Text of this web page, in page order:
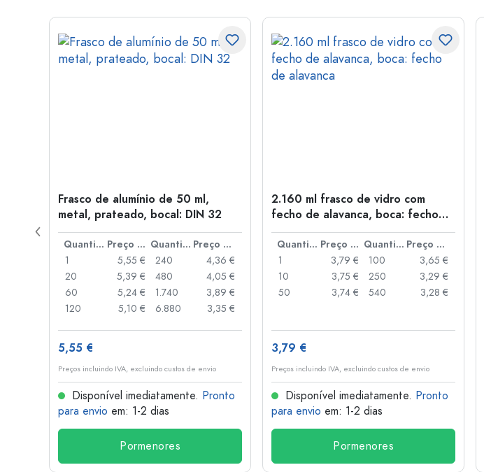
Frasco de alumínio de 50 ml,
metal, prateado, bocal: DIN 32
Quantidade Preço por peça Quantidade
Preço por peça
1
5,55 €
20
5,39 €
60
5,24 €
120
5,10 €
240
4,36 €
480
4,05 €
1.740
3,89 €
6.880
3,35 €
5,55 €
Preços incluindo IVA, excluindo custos de envio
Disponível imediatamente. Pronto
para envio em: 1-2 dias
Pormenores
2.160 ml frasco de vidro com
fecho de alavanca, boca: fecho
de alavanca
Quantidade Preço por peça Quantidade
Preço por peça
1
3,79 €
10
3,75 €
50
3,74 €
100
3,65 €
250
3,29 €
540
3,28 €
3,79 €
Preços incluindo IVA, excluindo custos de envio
Disponível imediatamente. Pronto
para envio em: 1-2 dias
Pormenores